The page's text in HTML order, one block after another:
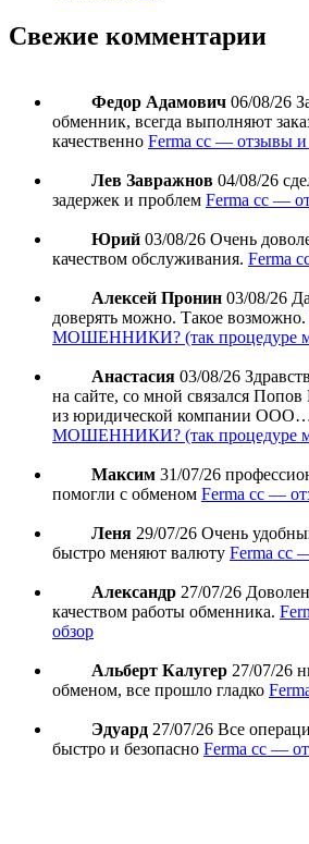
Свежие комментарии
Федор Адамович 06/08/26
обменник, всегда выполняют
качественно Ferma cc — отзывы и
Лев Завражнов 04/08/26
задержек и проблем Ferma cc —
Юрий 03/08/26 Очень
качеством обслуживания. Ferma
Алексей Пронин 03/08/26
доверять можно. Такое возможно.
МОШЕННИКИ? (так процедуре
Анастасия 03/08/26
на сайте, со мной связался
из юридической компании
МОШЕННИКИ? (так процедуре
Максим 31/07/26
помогли с обменом Ferma cc —
Леня 29/07/26 Очень
быстро меняют валюту Ferma cc
Александр 27/07/26
качеством работы обменника.
обзор
Альберт Калугер 27/07/26
обменом, все прошло гладко
Эдуард 27/07/26 Все
быстро и безопасно Ferma cc —